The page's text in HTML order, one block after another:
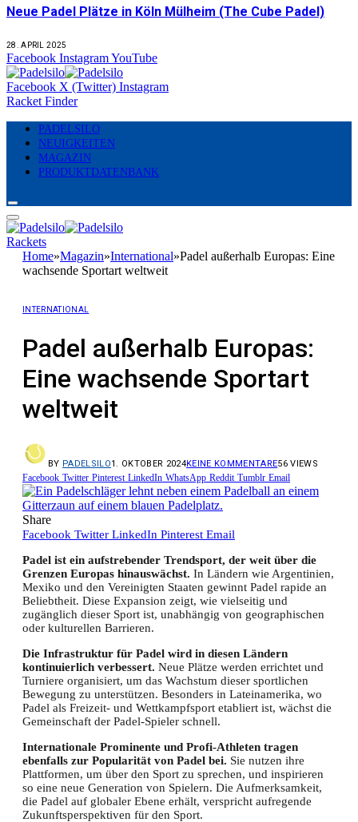
Neue Padel Plätze in Köln Mülheim (The Cube Padel)
28. APRIL 2025
Facebook InstagramYouTube
Facebook X (Twitter) Instagram
Racket Finder
PADELSILO
NEUIGKEITEN
MAGAZIN
PRODUKTDATENBANK
Rackets
Home»Magazin»International»Padel außerhalb Europas: Eine
wachsende Sportart weltweit
INTERNATIONAL
Padel außerhalb Europas:
Eine wachsende Sportart
weltweit
BY PADELSILO1. OKTOBER 2024KEINE KOMMENTARE56VIEWS
Facebook Twitter Pinterest LinkedIn WhatsApp Reddit Tumblr Email
Share
Facebook Twitter LinkedIn Pinterest Email
Padel ist ein aufstrebender Trendsport, der weit über die
Grenzen Europas hinauswächst. In Ländern wie Argentinien,
Mexiko und den Vereinigten Staaten gewinnt Padel rapide an
Beliebtheit. Diese Expansion zeigt, wie vielseitig und
zugänglich dieser Sport ist, unabhängig von geographischen
oder kulturellen Barrieren.
Die Infrastruktur für Padel wird in diesen Ländern
kontinuierlich verbessert. Neue Plätze werden errichtet und
Turniere organisiert, um das Wachstum dieser sportlichen
Bewegung zu unterstützen. Besonders in Lateinamerika, wo
Padel als Freizeit- und Wettkampfsport etabliert ist, wächst die
Gemeinschaft der Padel-Spieler schnell.
Internationale Prominente und Profi-Athleten tragen
ebenfalls zur Popularität von Padel bei. Sie nutzen ihre
Plattformen, um über den Sport zu sprechen, und inspirieren
so eine neue Generation von Spielern. Die Aufmerksamkeit,
die Padel auf globaler Ebene erhält, verspricht aufregende
Zukunftsperspektiven für den Sport.